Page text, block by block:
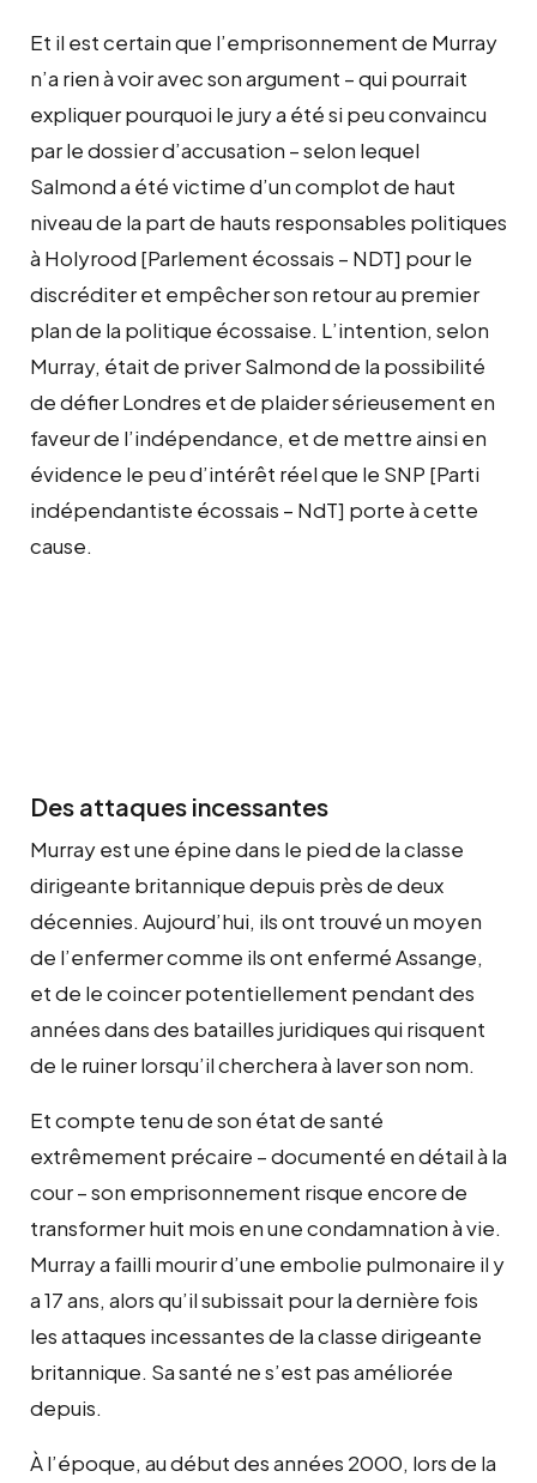
Et il est certain que l’emprisonnement de Murray
n’a rien à voir avec son argument – qui pourrait
expliquer pourquoi le jury a été si peu convaincu
par le dossier d’accusation – selon lequel
Salmond a été victime d’un complot de haut
niveau de la part de hauts responsables politiques
à Holyrood [Parlement écossais – NDT] pour le
discréditer et empêcher son retour au premier
plan de la politique écossaise. L’intention, selon
Murray, était de priver Salmond de la possibilité
de défier Londres et de plaider sérieusement en
faveur de l’indépendance, et de mettre ainsi en
évidence le peu d’intérêt réel que le SNP [Parti
indépendantiste écossais – NdT] porte à cette
cause.
Des attaques incessantes
Murray est une épine dans le pied de la classe
dirigeante britannique depuis près de deux
décennies. Aujourd’hui, ils ont trouvé un moyen
de l’enfermer comme ils ont enfermé Assange,
et de le coincer potentiellement pendant des
années dans des batailles juridiques qui risquent
de le ruiner lorsqu’il cherchera à laver son nom.
Et compte tenu de son état de santé
extrêmement précaire – documenté en détail à la
cour – son emprisonnement risque encore de
transformer huit mois en une condamnation à vie.
Murray a failli mourir d’une embolie pulmonaire il y
a 17 ans, alors qu’il subissait pour la dernière fois
les attaques incessantes de la classe dirigeante
britannique. Sa santé ne s’est pas améliorée
depuis.
À l’époque, au début des années 2000, lors de la